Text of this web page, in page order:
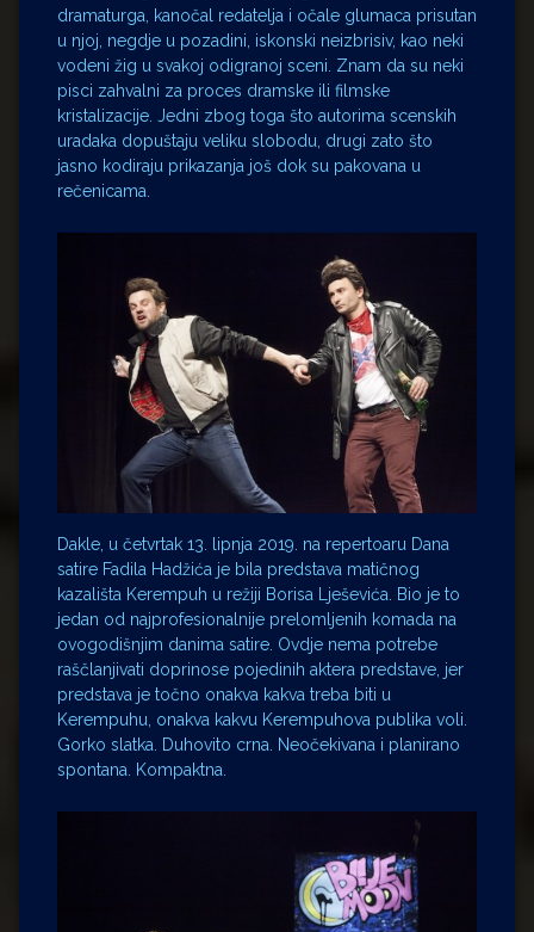
dramaturga, kanočal redatelja i očale glumaca prisutan
u njoj, negdje u pozadini, iskonski neizbrisiv, kao neki
vodeni žig u svakoj odigranoj sceni. Znam da su neki
pisci zahvalni za proces dramske ili filmske
kristalizacije. Jedni zbog toga što autorima scenskih
uradaka dopuštaju veliku slobodu, drugi zato što
jasno kodiraju prikazanja još dok su pakovana u
rečenicama.
Dakle, u četvrtak 13. lipnja 2019. na repertoaru Dana
satire Fadila Hadžića je bila predstava matičnog
kazališta Kerempuh u režiji Borisa Lješevića. Bio je to
jedan od najprofesionalnije prelomljenih komada na
ovogodišnjim danima satire. Ovdje nema potrebe
raščlanjivati doprinose pojedinih aktera predstave, jer
predstava je točno onakva kakva treba biti u
Kerempuhu, onakva kakvu Kerempuhova publika voli.
Gorko slatka. Duhovito crna. Neočekivana i planirano
spontana. Kompaktna.